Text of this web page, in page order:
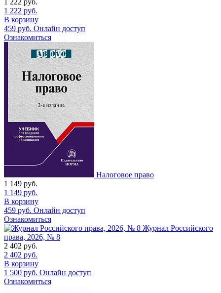
1 222 руб.
В корзину
459 руб. Онлайн доступ
Ознакомиться
Налоговое право
1 149 руб.
1 149 руб.
В корзину
459 руб. Онлайн доступ
Ознакомиться
Журнал Российского
права, 2026, № 8
2 402 руб.
2 402 руб.
В корзину
1 500 руб. Онлайн доступ
Ознакомиться